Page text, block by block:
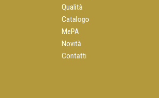
Qualità
Catalogo
MePA
Novità
Contatti